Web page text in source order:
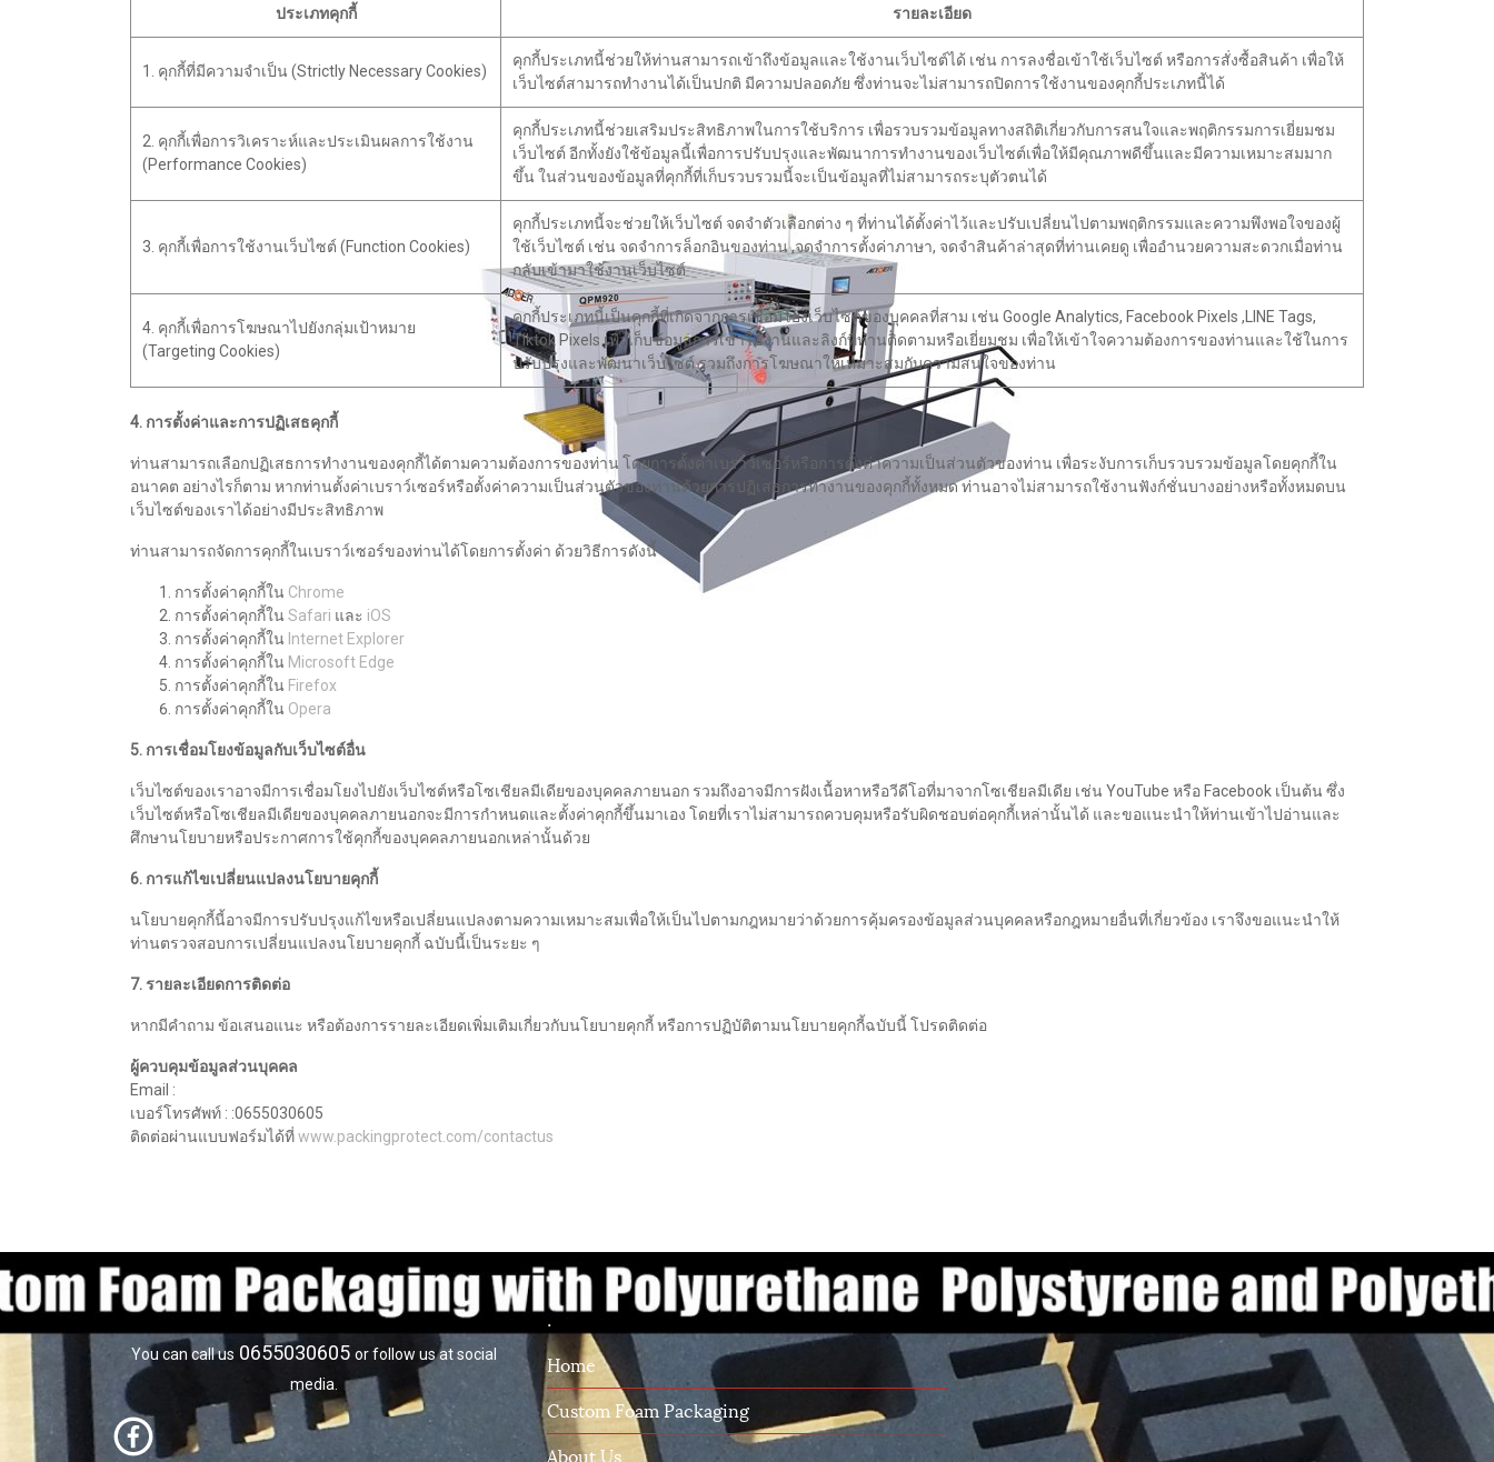
ประเภทคุกกี้ รายละเอียด
1. คุกกี้ที่มีความจำเป็น (Strictly Necessary Cookies)
คุกกี้ประเภทนี้ช่วยให้ท่านสามารถเข้าถึงข้อมูลและใช้งานเว็บไซต์ได้ เช่น การลงชื่อเข้าใช้เว็บไซต์ หรือการสั่งซื้อสินค้า เพื่อให้
เว็บไซต์สามารถทำงานได้เป็นปกติ มีความปลอดภัย ซึ่งท่านจะไม่สามารถปิดการใช้งานของคุกกี้ประเภทนี้ได้
2. คุกกี้เพื่อการวิเคราะห์และประเมินผลการใช้งาน
(Performance Cookies)
คุกกี้ประเภทนี้ช่วยเสริมประสิทธิภาพในการใช้บริการ เพื่อรวบรวมข้อมูลทางสถิติเกี่ยวกับการสนใจและพฤติกรรมการเยี่ยมชม
เว็บไซต์ อีกทั้งยังใช้ข้อมูลนี้เพื่อการปรับปรุงและพัฒนาการทำงานของเว็บไซต์เพื่อให้มีคุณภาพดีขึ้นและมีความเหมาะสมมาก
ขึ้น ในส่วนของข้อมูลที่คุกกี้ที่เก็บรวบรวมนี้จะเป็นข้อมูลที่ไม่สามารถระบุตัวตนได้
3. คุกกี้เพื่อการใช้งานเว็บไซต์ (Function Cookies)
คุกกี้ประเภทนี้จะช่วยให้เว็บไซต์ จดจำตัวเลือกต่าง ๆ ที่ท่านได้ตั้งค่าไว้และปรับเปลี่ยนไปตามพฤติกรรมและความพึงพอใจของผู้
ใช้เว็บไซต์ เช่น จดจำการล็อกอินของท่าน ,จดจำการตั้งค่าภาษา, จดจำสินค้าล่าสุดที่ท่านเคยดู เพื่ออำนวยความสะดวกเมื่อท่าน
กลับเข้ามาใช้งานเว็บไซต์
4. คุกกี้เพื่อการโฆษณาไปยังกลุ่มเป้าหมาย
(Targeting Cookies)
คุกกี้ประเภทนี้เป็นคุกกี้ที่เกิดจากการเชื่อมโยงเว็บไซต์ของบุคคลที่สาม เช่น Google Analytics, Facebook Pixels ,LINE Tags,
Tiktok Pixels เพื่อเก็บข้อมูลการเข้าใช้งานและลิงก์ที่ท่านติดตามหรือเยี่ยมชม เพื่อให้เข้าใจความต้องการของท่านและใช้ในการ
ปรับปรุงและพัฒนาเว็บไซต์ รวมถึงการโฆษณาให้เหมาะสมกับความสนใจของท่าน
4. การตั้งค่าและการปฏิเสธคุกกี้
ท่านสามารถเลือกปฏิเสธการทำงานของคุกกี้ได้ตามความต้องการของท่าน โดยการตั้งค่าเบราว์เซอร์หรือการตั้งค่าความเป็นส่วนตัวของท่าน เพื่อระงับการเก็บรวบรวมข้อมูลโดยคุกกี้ใน
อนาคต อย่างไรก็ตาม หากท่านตั้งค่าเบราว์เซอร์หรือตั้งค่าความเป็นส่วนตัวของท่านด้วยการปฏิเสธการทำงานของคุกกี้ทั้งหมด ท่านอาจไม่สามารถใช้งานฟังก์ชั่นบางอย่างหรือทั้งหมดบน
เว็บไซต์ของเราได้อย่างมีประสิทธิภาพ
ท่านสามารถจัดการคุกกี้ในเบราว์เซอร์ของท่านได้โดยการตั้งค่า ด้วยวิธีการดังนี้
การตั้งค่าคุกกี้ใน Chrome
การตั้งค่าคุกกี้ใน Safari และ iOS
การตั้งค่าคุกกี้ใน Internet Explorer
การตั้งค่าคุกกี้ใน Microsoft Edge
การตั้งค่าคุกกี้ใน Firefox
การตั้งค่าคุกกี้ใน Opera
5. การเชื่อมโยงข้อมูลกับเว็บไซต์อื่น
เว็บไซต์ของเราอาจมีการเชื่อมโยงไปยังเว็บไซต์หรือโซเชียลมีเดียของบุคคลภายนอก รวมถึงอาจมีการฝังเนื้อหาหรือวีดีโอที่มาจากโซเชียลมีเดีย เช่น YouTube หรือ Facebook เป็นต้น ซึ่ง
เว็บไซต์หรือโซเชียลมีเดียของบุคคลภายนอกจะมีการกำหนดและตั้งค่าคุกกี้ขึ้นมาเอง โดยที่เราไม่สามารถควบคุมหรือรับผิดชอบต่อคุกกี้เหล่านั้นได้ และขอแนะนำให้ท่านเข้าไปอ่านและ
ศึกษานโยบายหรือประกาศการใช้คุกกี้ของบุคคลภายนอกเหล่านั้นด้วย
6. การแก้ไขเปลี่ยนแปลงนโยบายคุกกี้
นโยบายคุกกี้นี้อาจมีการปรับปรุงแก้ไขหรือเปลี่ยนแปลงตามความเหมาะสมเพื่อให้เป็นไปตามกฎหมายว่าด้วยการคุ้มครองข้อมูลส่วนบุคคลหรือกฎหมายอื่นที่เกี่ยวข้อง เราจึงขอแนะนำให้
ท่านตรวจสอบการเปลี่ยนแปลงนโยบายคุกกี้ ฉบับนี้เป็นระยะ ๆ
7. รายละเอียดการติดต่อ
หากมีคำถาม ข้อเสนอแนะ หรือต้องการรายละเอียดเพิ่มเติมเกี่ยวกับนโยบายคุกกี้ หรือการปฏิบัติตามนโยบายคุกกี้ฉบับนี้ โปรดติดต่อ
ผู้ควบคุมข้อมูลส่วนบุคคล
Email :
เบอร์โทรศัพท์ : :0655030605
ติดต่อผ่านแบบฟอร์มได้ที่www.packingprotect.com/contactus
You can call us 0655030605 or follow us at social
media.
.
Home
Custom Foam Packaging
About Us